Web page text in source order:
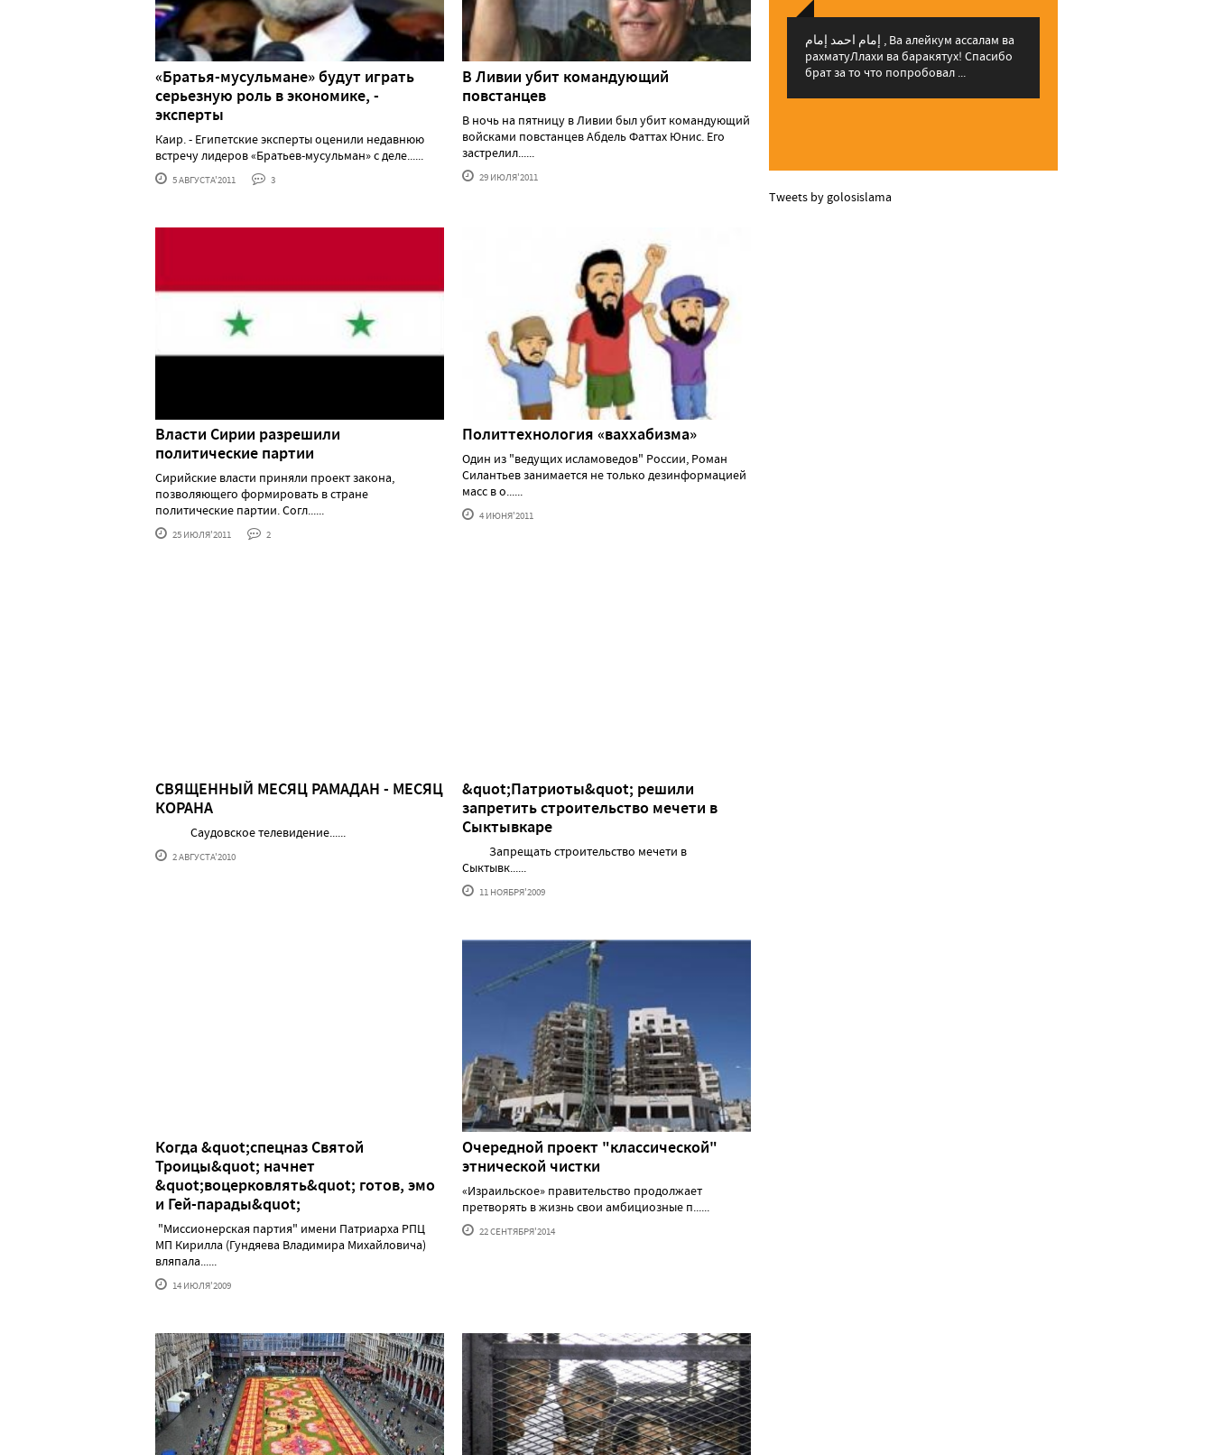
«Братья-мусульмане» будут играть
серьезную роль в экономике, -
эксперты
Каир. - Египетские эксперты оценили недавнюю
встречу лидеров «Братьев-мусульман» с деле......
5 АВГУСТА'2011 3
В Ливии убит командующий
повстанцев
В ночь на пятницу в Ливии был убит командующий
войсками повстанцев Абдель Фаттах Юнис. Его
застрелил......
29 ИЮЛЯ'2011
Власти Сирии разрешили
политические партии
Сирийские власти приняли проект закона,
позволяющего формировать в стране
политические партии. Согл......
25 ИЮЛЯ'2011 2
Политтехнология «ваххабизма»
Один из "ведущих исламоведов" России, Роман
Силантьев занимается не только дезинформацией
масс в о......
4 ИЮНЯ'2011
СВЯЩЕННЫЙ МЕСЯЦ РАМАДАН - МЕСЯЦ
КОРАНА
Саудовское телевидение......
2 АВГУСТА'2010
&quot;Патриоты&quot; решили
запретить строительство мечети в
Сыктывкаре
Запрещать строительство мечети в
Сыктывк......
11 НОЯБРЯ'2009
Когда &quot;спецназ Святой
Троицы&quot; начнет
&quot;воцерковлять&quot; готов, эмо
и Гей-парады&quot;
"Миссионерская партия" имени Патриарха РПЦ
МП Кирилла (Гундяева Владимира Михайловича)
вляпала......
14 ИЮЛЯ'2009
Очередной проект "классической"
этнической чистки
«Израильское» правительство продолжает
претворять в жизнь свои амбициозные п......
22 СЕНТЯБРЯ'2014
إمام احمد إمام , Ва алейкум ассалам ва
рахматуЛлахи ва баракятух! Спасибо
брат за то что попробовал ...
Tweets by golosislama